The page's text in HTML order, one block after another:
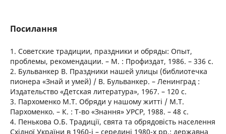
Посилання
1. Советские традиции, праздники и обряды: Опыт,
проблемы, рекомендации. – М. : Профиздат, 1986. – 336 с.
2. Бульванкер В. Праздники нашей улицы (библиотечка
пионера «Знай и умей) / В. Бульванкер. – Ленинград :
Издательство «Детская литература», 1967. – 120 с.
3. Пархоменко М.Т. Обряди у нашому житті / М.Т.
Пархоменко. – К. : Т-во «Знання» УРСР, 1988. – 48 с.
4. Пенькова О.Б. Традиції, свята та обрядовість населення
Східної України в 1960-і – середині 1980-х рр.: державна